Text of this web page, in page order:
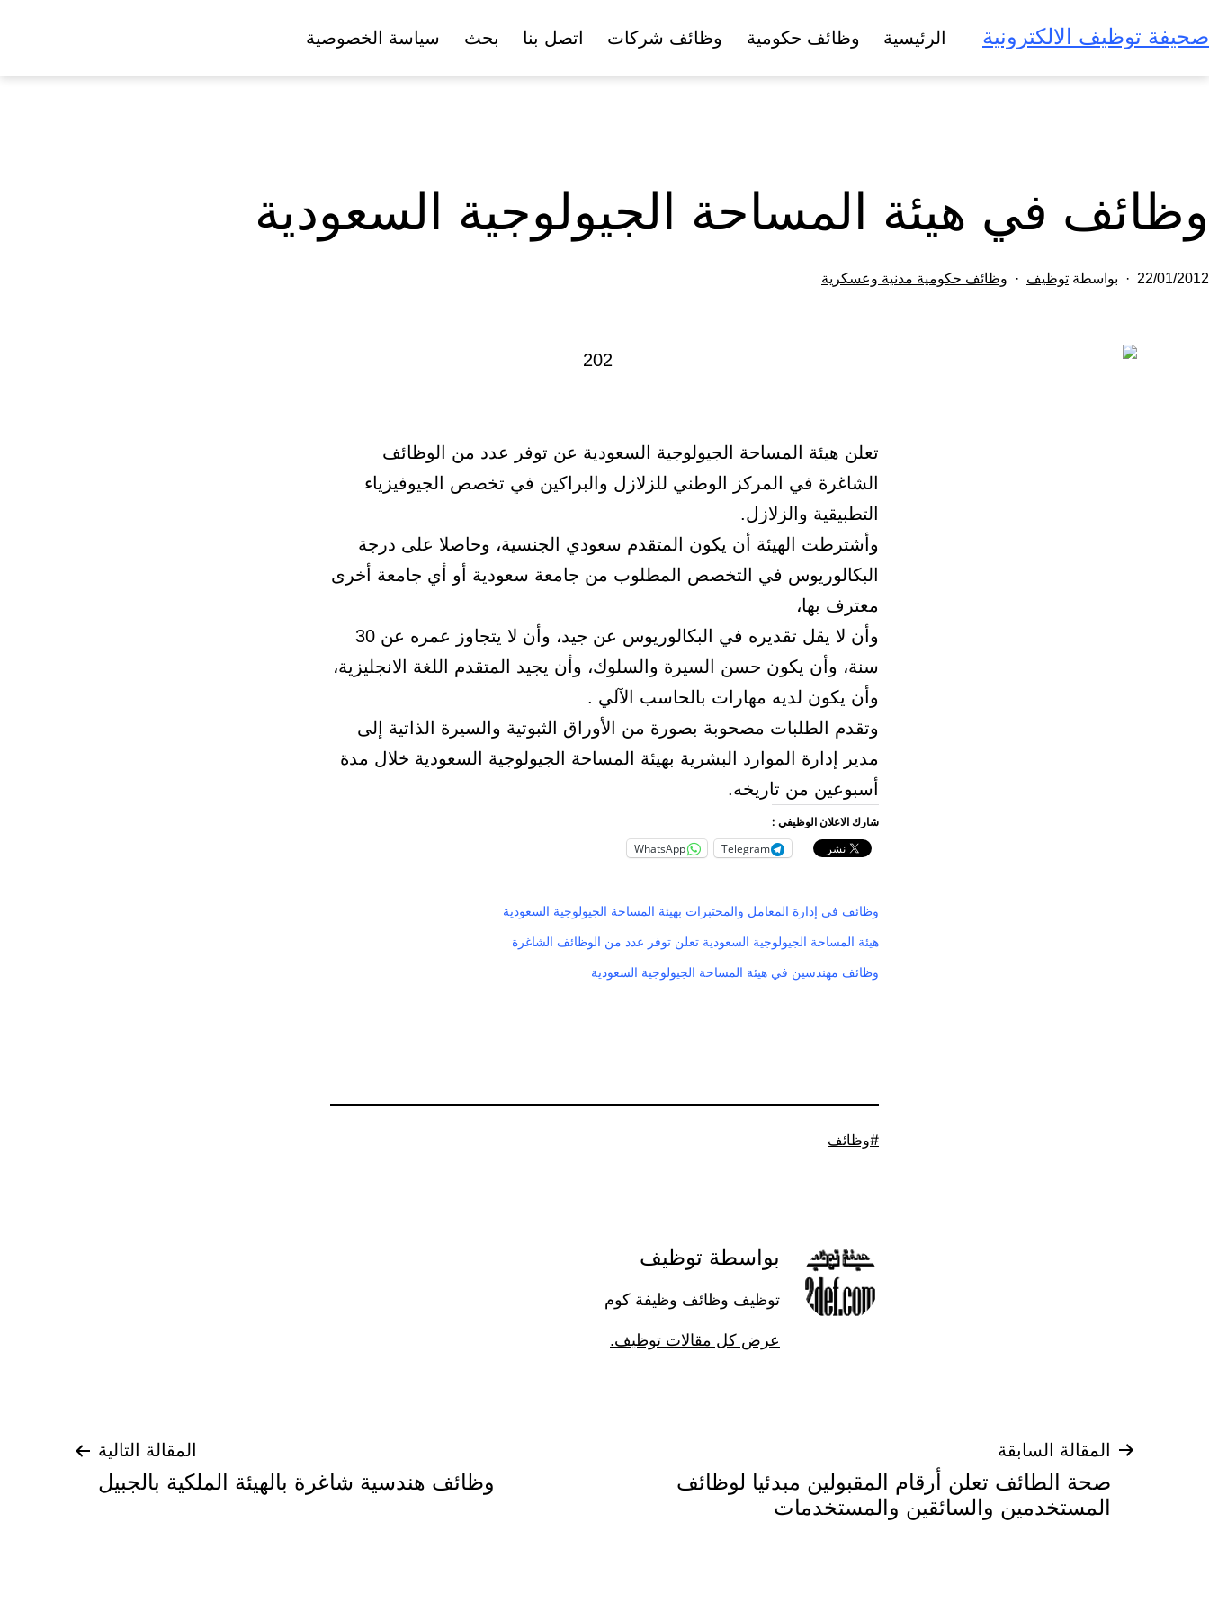
إلى
المحتوى
صحيفة توظيف الالكترونية الرئيسية وظائف حكومية وظائف شركات اتصل بنا بحث سياسة الخصوصية
وظائف في هيئة المساحة الجيولوجية السعودية
تم
22/01/2012 بواسطة توظيف
مصنف
وظائف حكومية مدنية وعسكرية
تعلن هيئة المساحة الجيولوجية السعودية عن توفر عدد من الوظائف
الشاغرة في المركز الوطني للزلازل والبراكين في تخصص الجيوفيزياء
التطبيقية والزلازل.
وأشترطت الهيئة أن يكون المتقدم سعودي الجنسية، وحاصلا على درجة
البكالوريوس في التخصص المطلوب من جامعة سعودية أو أي جامعة أخرى
معترف بها،
وأن لا يقل تقديره في البكالوريوس عن جيد، وأن لا يتجاوز عمره عن 30
سنة، وأن يكون حسن السيرة والسلوك، وأن يجيد المتقدم اللغة الانجليزية،
وأن يكون لديه مهارات بالحاسب الآلي .
وتقدم الطلبات مصحوبة بصورة من الأوراق الثبوتية والسيرة الذاتية إلى
مدير إدارة الموارد البشرية بهيئة المساحة الجيولوجية السعودية خلال مدة
أسبوعين من تاريخه.
شارك الاعلان الوظيفي :
Telegram
WhatsApp
وظائف في إدارة المعامل والمختبرات بهيئة المساحة الجيولوجية السعودية
هيئة المساحة الجيولوجية السعودية تعلن توفر عدد من الوظائف الشاغرة
وظائف مهندسين في هيئة المساحة الجيولوجية السعودية
موسوم
وظائف
بواسطة توظيف
توظيف وظائف وظيفة كوم
عرض كل مقالات توظيف.
تصفّح
المقالات
المقالة السابقة
صحة الطائف تعلن أرقام المقبولين مبدئيا لوظائف
المستخدمين والسائقين والمستخدمات
المقالة التالية
وظائف هندسية شاغرة بالهيئة الملكية بالجبيل